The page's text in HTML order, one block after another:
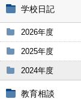
学校日記
2026年度
2025年度
2024年度
教育相談